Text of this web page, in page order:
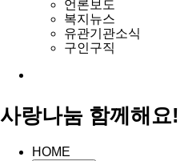
언론보도
복지뉴스
유관기관소식
구인구직
사랑나눔 함께해요!
HOME